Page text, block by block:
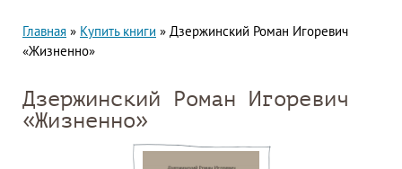
Главная » Купить книги » Дзержинский Роман Игоревич
«Жизненно»
Дзержинский Роман Игоревич
«Жизненно»